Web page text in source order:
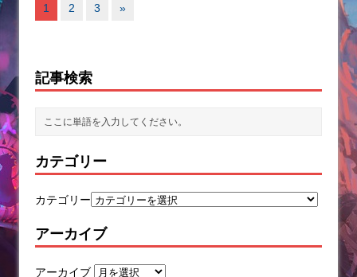
1 2 3 »
記事検索
カテゴリー
カテゴリー
アーカイブ
アーカイブ